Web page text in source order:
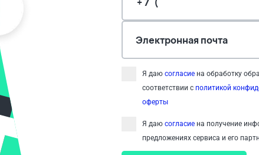
Электронная почта
Я даю согласие на обработку
соответствии с политикой
оферты
Я даю согласие на получение
предложениях сервиса и его